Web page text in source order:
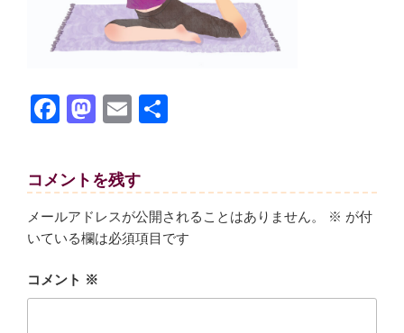
F
c
e
b
o
o
M
st
o
d
o
n
E
ail
コメントを残す
メールアドレスが公開されることはありません。 ※ が付
いている欄は必須項目です
コメント ※